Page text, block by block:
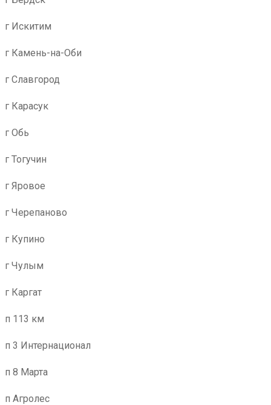
г Искитим
г Камень-на-Оби
г Славгород
г Карасук
г Обь
г Тогучин
г Яровое
г Черепаново
г Купино
г Чулым
г Каргат
п 113 км
п 3 Интернационал
п 8 Марта
п Агролес